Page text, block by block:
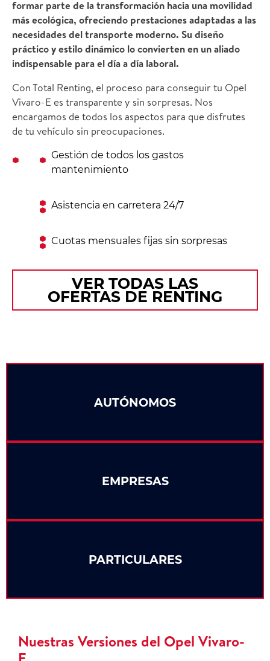
formar parte de la transformación hacia una movilidad
más ecológica, ofreciendo prestaciones adaptadas a las
necesidades del transporte moderno. Su diseño
práctico y estilo dinámico lo convierten en un aliado
indispensable para el día a día laboral.
Con Total Renting, el proceso para conseguir tu Opel
Vivaro-E es transparente y sin sorpresas. Nos
encargamos de todos los aspectos para que disfrutes
de tu vehículo sin preocupaciones.
Gestión de todos los gastos
mantenimiento
Asistencia en carretera 24/7
Cuotas mensuales fijas sin sorpresas
VER TODAS LAS
OFERTAS DE RENTING
PARTICULARES
AUTÓNOMOS
EMPRESAS
Nuestras Versiones del Opel Vivaro-